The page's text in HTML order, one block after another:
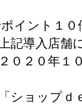
ポイント１
記導入店舗
０２０年
ショップ